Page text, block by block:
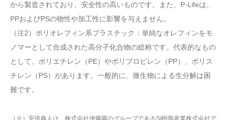
から製造されており、安全性の高いものです。また、P-Lifeは、
PPおよびPSの物性や加工性に影響を与えません。
（注2）ポリオレフィン系プラスチック：単純なオレフィンをモ
ノマーとして合成された高分子化合物の総称です。代表的なもの
として、ポリエチレン（PE）やポリプロピレン（PP）、ポリス
チレン（PS）があります。一般的に、微生物による生分解は困
難です。